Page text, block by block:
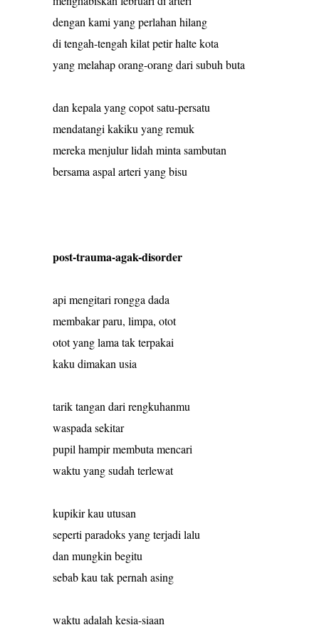
dengan kami yang perlahan hilang
di tengah-tengah kilat petir halte kota
yang melahap orang-orang dari subuh buta
dan kepala yang copot satu-persatu
mendatangi kakiku yang remuk
mereka menjulur lidah minta sambutan
bersama aspal arteri yang bisu
post-trauma-agak-disorder
api mengitari rongga dada
membakar paru, limpa, otot
otot yang lama tak terpakai
kaku dimakan usia
tarik tangan dari rengkuhanmu
waspada sekitar
pupil hampir membuta mencari
waktu yang sudah terlewat
kupikir kau utusan
seperti paradoks yang terjadi lalu
dan mungkin begitu
sebab kau tak pernah asing
waktu adalah kesia-siaan